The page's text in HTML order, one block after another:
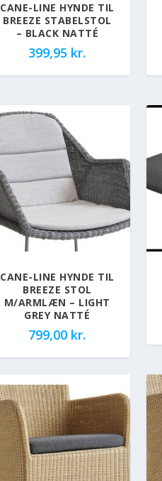
CANE-LINE HYNDE TIL
BREEZE STABELSTOL
– BLACK NATTÉ
399,95 kr.
CANE-LINE HYNDE TIL
BREEZE STOL
M/ARMLÆN – LIGHT
GREY NATTÉ
799,00 kr.